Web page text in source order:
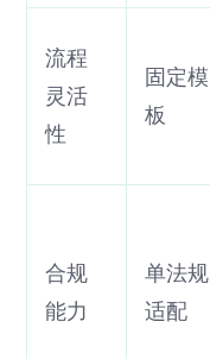
流程
灵活
性
固定模
板
合规
能力
单法规
适配